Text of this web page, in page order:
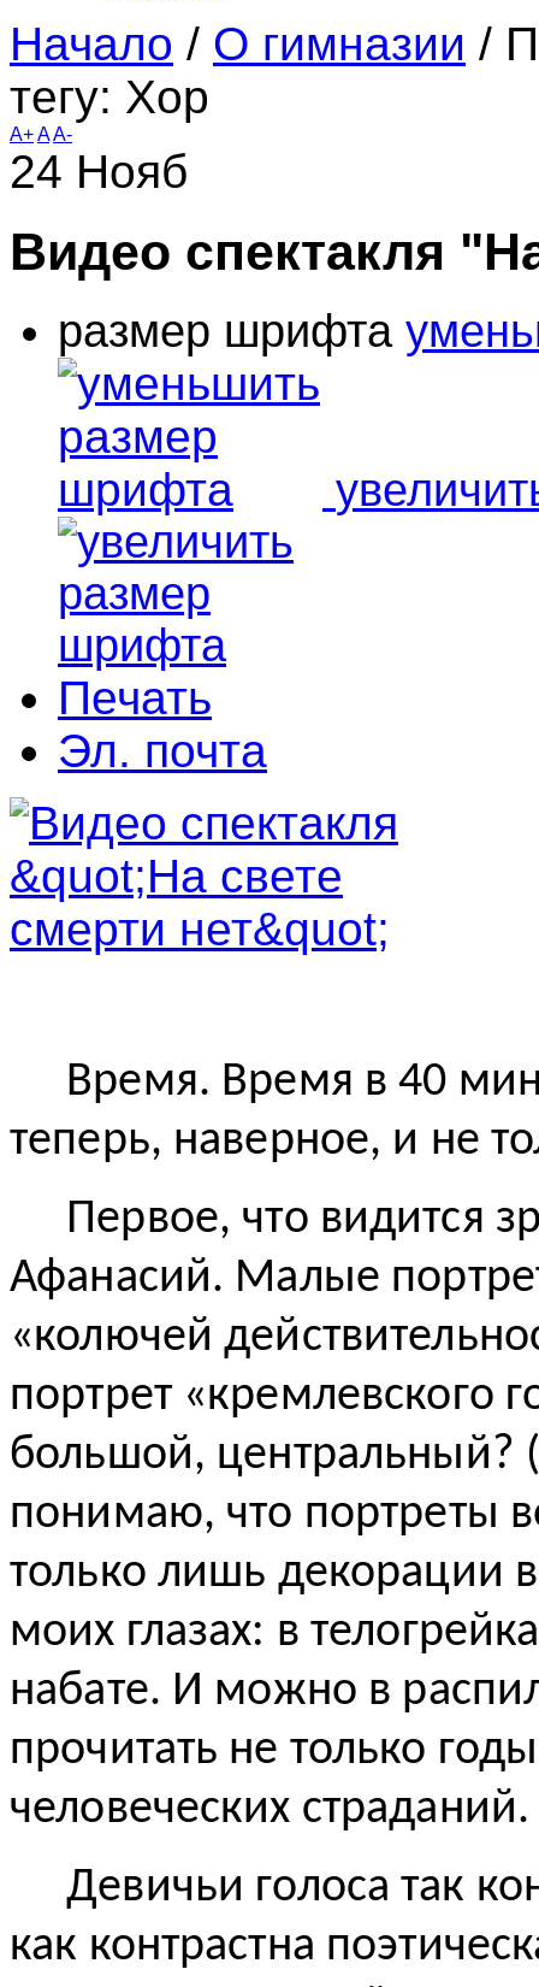
Начало / О гимназии /
тегу: Хор
A+AA-
24 Нояб
Видео спектакля
размер шрифта
Печать
Эл. почта
Время. Время в 40
теперь, наверное, и не
Первое, что видится
Афанасий. Малые
«колючей
портрет «кремлевского
большой, центральный?
понимаю, что портреты
только лишь декорации
моих глазах: в
набате. И можно в
прочитать не только
человеческих страданий.
Девичьи голоса так
как контрастна